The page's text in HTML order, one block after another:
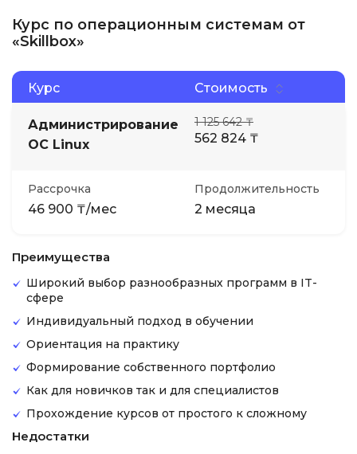
Курс по операционным системам от
«Skillbox»
Курс Стоимость
Администрирование
ОС Linux
1 125 642 ₸
562 824 ₸
Рассрочка
46 900 ₸/мес
Продолжительность
2 месяца
Преимущества
Широкий выбор разнообразных программ в IT-
сфере
Индивидуальный подход в обучении
Ориентация на практику
Формирование собственного портфолио
Как для новичков так и для специалистов
Прохождение курсов от простого к сложному
Недостатки